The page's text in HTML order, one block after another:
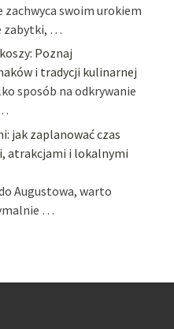
swoim urokiem
zabytki, …
Poznaj
i tradycji kulinarnej
sposób na odkrywanie
jak zaplanować czas
atrakcjami i lokalnymi
Augustowa, warto
…